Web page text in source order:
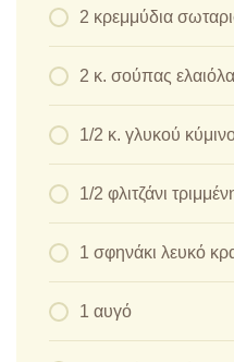
2 κρεμμύδια
2 κ. σούπας
1/2 κ. γλυκού
1/2 φλιτζάνι
1 σφηνάκι λευκό
1 αυγό